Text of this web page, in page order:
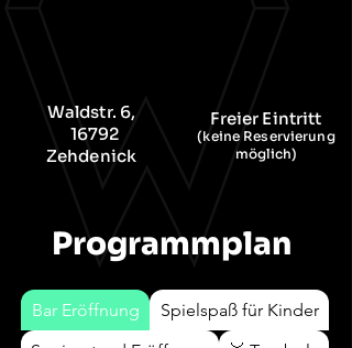
Programmplan
Waldstr. 6,
16792
Zehdenick
Freier Eintritt
(keine Reservierung
möglich)
Bar Eröffnung
Spielspaß für Kinder